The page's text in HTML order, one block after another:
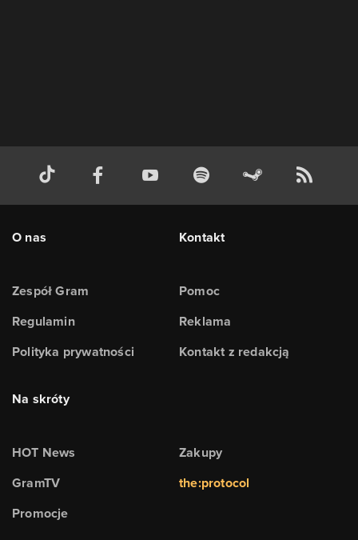
O nas
Zespół Gram
Regulamin
Polityka prywatności
Kontakt
Pomoc
Reklama
Kontakt z redakcją
Na skróty
HOT News
GramTV
Promocje
Zakupy
the:protocol